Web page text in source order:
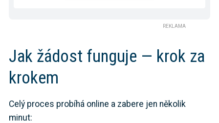
REKLAMA
Jak žádost funguje — krok za
krokem
Celý proces probíhá online a zabere jen několik
minut: